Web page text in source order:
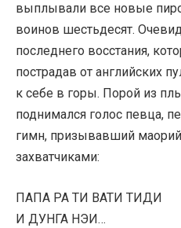
выплывали все новые
воинов шестьдесят.
последнего восстания,
пострадав от английских
к себе в горы. Порой из
поднимался голос певца,
гимн, призывавший
захватчиками:
ПАПА РА ТИ ВАТИ ТИДИ
И ДУНГА НЭИ…